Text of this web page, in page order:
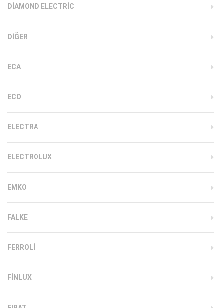
DIAMOND ELECTRIC
DIĞER
ECA
ECO
ELECTRA
ELECTROLUX
EMKO
FALKE
FERROLI
FINLUX